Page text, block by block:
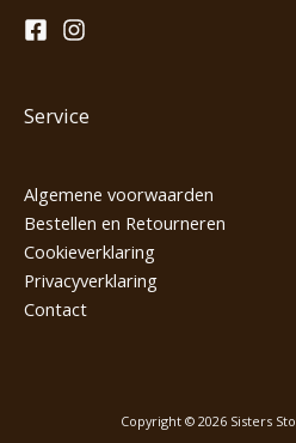
Service
Algemene voorwaarden
Bestellen en Retourneren
Cookieverklaring
Privacyverklaring
Contact
Copyright © 2026 Sisters